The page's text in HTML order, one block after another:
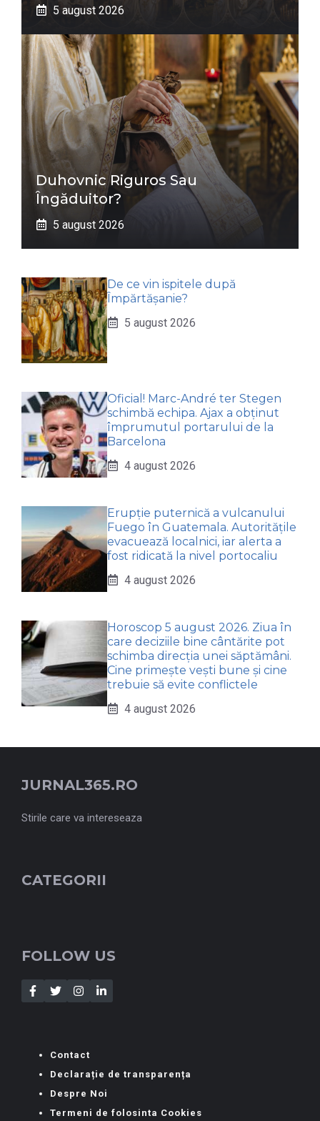
5 august 2026
Duhovnic Riguros Sau
Îngăduitor?
5 august 2026
De ce vin ispitele după
Împărtășanie?
5 august 2026
Oficial! Marc-André ter Stegen
schimbă echipa. Ajax a obținut
împrumutul portarului de la
Barcelona
4 august 2026
Erupție puternică a vulcanului
Fuego în Guatemala. Autoritățile
evacuează localnici, iar alerta a
fost ridicată la nivel portocaliu
4 august 2026
Horoscop 5 august 2026. Ziua în
care deciziile bine cântărite pot
schimba direcția unei săptămâni.
Cine primește vești bune și cine
trebuie să evite conflictele
4 august 2026
JURNAL365.RO
Stirile care va intereseaza
CATEGORII
FOLLOW US
Contact
Declarație de transparența
Despre Noi
Termeni de folosinta Cookies